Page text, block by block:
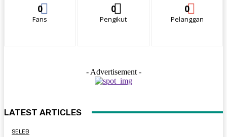
0
Fans
0
Pengikut
0
Pelanggan
- Advertisement -
LATEST ARTICLES
SELEB